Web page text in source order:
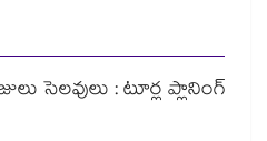
సెలవులు : టూర్ల ప్లానింగ్